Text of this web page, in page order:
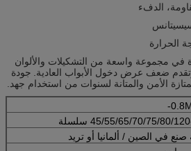
الدفء
في مجموعة واسعة من التشكيلات والألوان
ضعف عرض دخول الأبواب العادية. جودة
الأمن والمتانة لسنوات من استخدام جهد.
صنع في الصين / ألمانيا أو تريد